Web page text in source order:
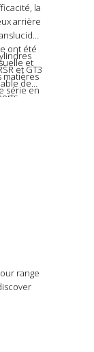
la
arrière
ont été
et
matières
série en
au
et GT3
de
est
boîte
de 7
range